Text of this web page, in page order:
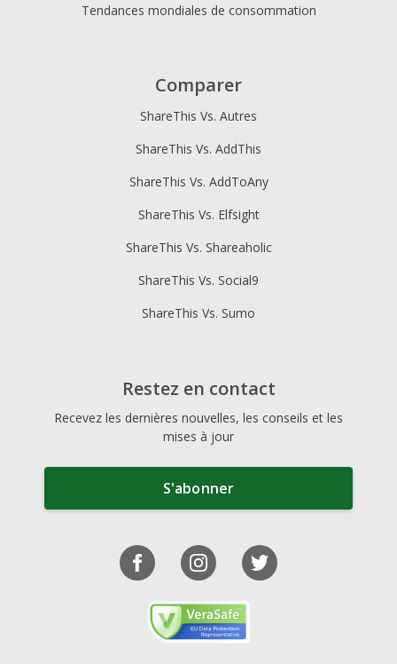
Tendances mondiales de consommation
Comparer
ShareThis Vs. Autres
ShareThis Vs. AddThis
ShareThis Vs. AddToAny
ShareThis Vs. Elfsight
ShareThis Vs. Shareaholic
ShareThis Vs. Social9
ShareThis Vs. Sumo
Restez en contact
Recevez les dernières nouvelles, les conseils et les
mises à jour
S'abonner